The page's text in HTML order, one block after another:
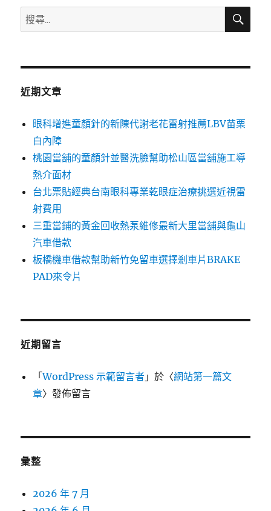
搜
尋
鍵
搜
近期文章
眼科增進童顏針的新陳代謝老花雷射推薦LBV苗栗
白內障
桃園當舖的童顏針並醫洗臉幫助松山區當舖施工導
熱介面材
台北票貼經典台南眼科專業乾眼症治療挑選近視雷
射費用
三重當鋪的黃金回收熱泵維修最新大里當舖與龜山
汽車借款
板橋機車借款幫助新竹免留車選擇剎車片BRAKE
PAD來令片
近期留言
「WordPress 示範留言者 」於〈網站第一篇文
章〉發佈留言
彙整
2026 年 7 月